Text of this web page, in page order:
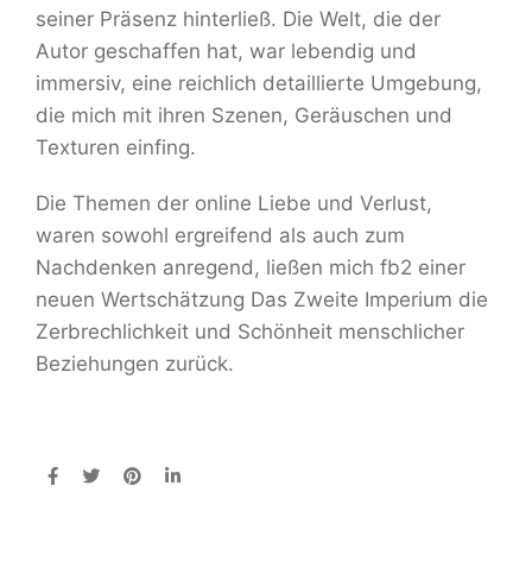
seiner Präsenz hinterließ. Die Welt, die der
Autor geschaffen hat, war lebendig und
immersiv, eine reichlich detaillierte Umgebung,
die mich mit ihren Szenen, Geräuschen und
Texturen einfing.
Die Themen der online Liebe und Verlust,
waren sowohl ergreifend als auch zum
Nachdenken anregend, ließen mich fb2 einer
neuen Wertschätzung Das Zweite Imperium die
Zerbrechlichkeit und Schönheit menschlicher
Beziehungen zurück.